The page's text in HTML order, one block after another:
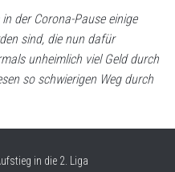
der Corona-Pause einige
sind, die nun dafür
unheimlich viel Geld durch
so schwierigen Weg durch
in die 2. Liga